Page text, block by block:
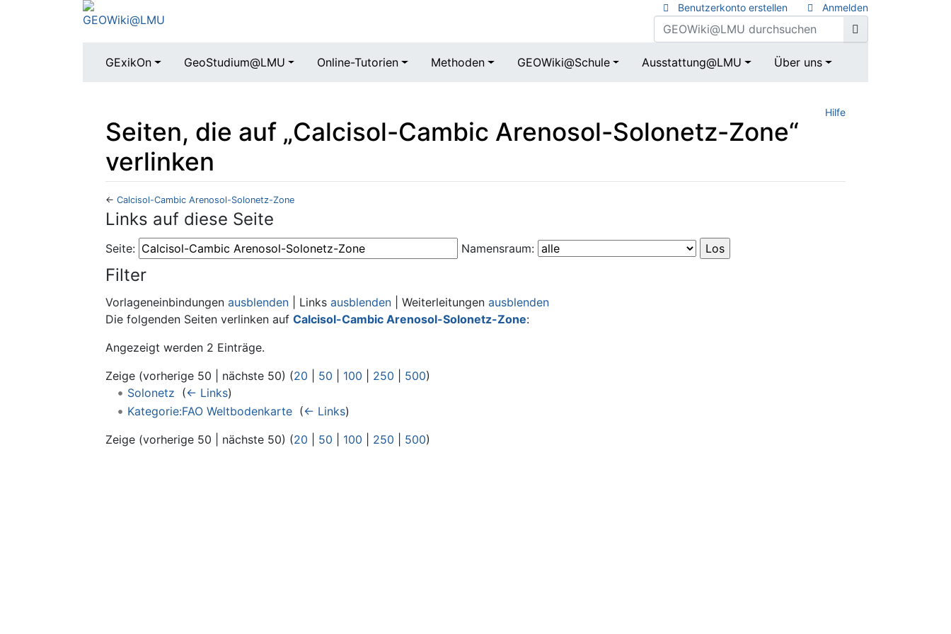
Benutzerkonto erstellen Anmelden
GExikOn GeoStudium@LMU Online-Tutorien Methoden GEOWiki@Schule Ausstattung@LMU Über uns
Hilfe
Seiten, die auf „Calcisol-Cambic Arenosol-Solonetz-Zone“
verlinken
← Calcisol-Cambic Arenosol-Solonetz-Zone
Wechseln zu:Navigation ,Suche
Links auf diese Seite
Seite: Namensraum:
Filter
Vorlageneinbindungen ausblenden | Links ausblenden | Weiterleitungen ausblenden
Die folgenden Seiten verlinken auf Calcisol-Cambic Arenosol-Solonetz-Zone:
Angezeigt werden 2 Einträge.
Zeige (vorherige 50 | nächste 50) (20 50 100 250 500)
Solonetz (← Links)
Kategorie:FAO Weltbodenkarte‎ (← Links)
Zeige (vorherige 50 | nächste 50) (20 50 100 250 500)